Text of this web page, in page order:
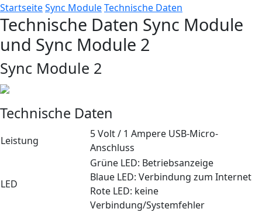
StartseiteSync ModuleTechnische Daten
Technische Daten Sync Module
und Sync Module 2
Sync Module 2
Technische Daten
Leistung
5 Volt / 1 Ampere USB-Micro-
Anschluss
LED
Grüne LED: Betriebsanzeige
Blaue LED: Verbindung zum Internet
Rote LED: keine
Verbindung/Systemfehler